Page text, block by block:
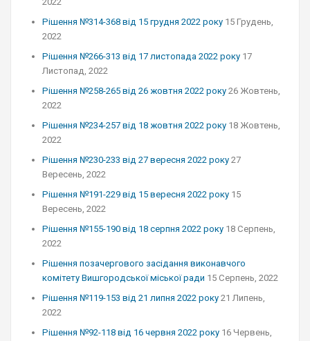
Рішення №314-368 від 15 грудня 2022 року 15 Грудень,
2022
Рішення №266-313 від 17 листопада 2022 року 17
Листопад, 2022
Рішення №258-265 від 26 жовтня 2022 року 26 Жовтень,
2022
Рішення №234-257 від 18 жовтня 2022 року 18 Жовтень,
2022
Рішення №230-233 від 27 вересня 2022 року 27
Вересень, 2022
Рішення №191-229 від 15 вересня 2022 року 15
Вересень, 2022
Рішення №155-190 від 18 серпня 2022 року 18 Серпень,
2022
Рішення позачергового засідання виконавчого
комітету Вишгородської міської ради 15 Серпень, 2022
Рішення №119-153 від 21 липня 2022 року 21 Липень,
2022
Рішення №92-118 від 16 червня 2022 року 16 Червень,